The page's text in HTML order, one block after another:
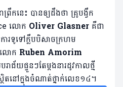
រឹកនេះ បានឲ្យដឹងថា គ្រូបង្វឹក
លោក Oliver Glasner គឺជា
ារទូទៅក្លឹបបិសាចក្រហម
ោក Ruben Amorim
ាជ័យផ្ទួនៗតែម្តងនារដូវកាលថ្មី
នៅក្នុងចំណាត់ថ្នាក់លេខ១៤។